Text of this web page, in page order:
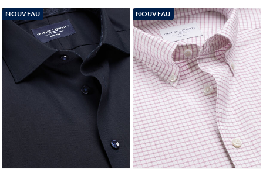
Achat
Price
Price
NOUVEAU NOUVEAU